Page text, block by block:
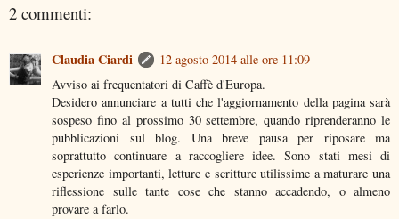
2 commenti:
Claudia Ciardi
12 agosto 2014 alle ore 11:09
Avviso ai frequentatori di Caffè d'Europa.
Desidero annunciare a tutti che l'aggiornamento della pagina sarà
sospeso fino al prossimo 30 settembre, quando riprenderanno le
pubblicazioni sul blog. Una breve pausa per riposare ma
soprattutto continuare a raccogliere idee. Sono stati mesi di
esperienze importanti, letture e scritture utilissime a maturare una
riflessione sulle tante cose che stanno accadendo, o almeno
provare a farlo.